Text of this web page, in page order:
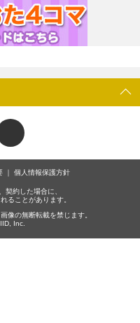
個人情報保護方針
契約した場合に、
ることがあります。
像の無断転載を禁じます。
Inc.